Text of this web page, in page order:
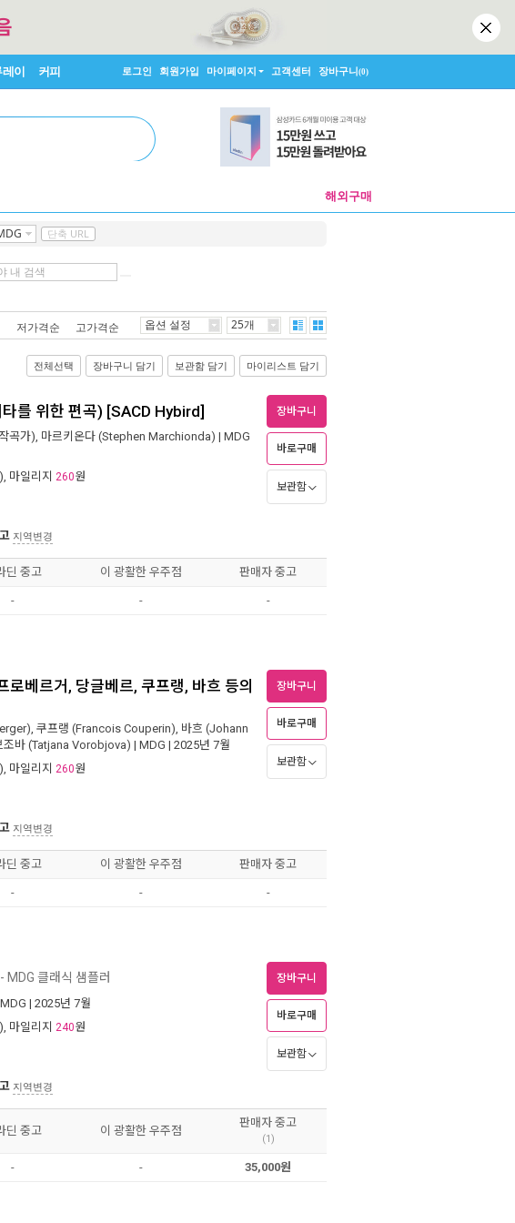
이 커피 로그인 회원가입 마이페이지 고객센터 장바구니(0)
해외구매
단축 URL
저가격순 고가격순 옵션 설정 25개
전체선택 장바구니 담기 보관함 담기 마이리스트 담기
를 위한 편곡) [SACD Hybird]
곡가), 마르키온다 (Stephen Marchionda) | MDG
마일리지 260원
지역변경
장바구니
바로구매
보관함
딘 중고 이 광활한 우주점 판매자 중고
- - -
로베르거, 당글베르, 쿠프랭, 바흐 등의
쿠프랭 (Francois Couperin) 바흐 (Johann
조바 (Tatjana Vorobjova) | MDG | 2025년 7월
마일리지 260원
지역변경
장바구니
바로구매
보관함
딘 중고 이 광활한 우주점 판매자 중고
- - -
- MDG 클래식 샘플러
MDG | 2025년 7월
마일리지 240원
지역변경
장바구니
바로구매
보관함
딘 중고 이 광활한 우주점
판매자 중고
(1)
- - 35,000원